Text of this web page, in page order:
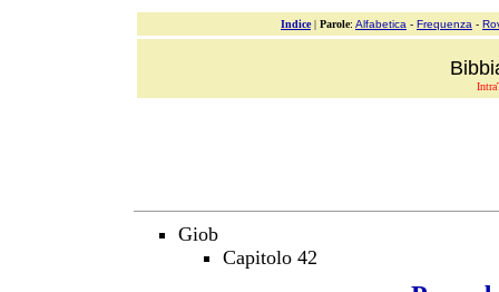
Indice| Parole: Alfabetica - Frequenza -
Giob
Capitolo 42